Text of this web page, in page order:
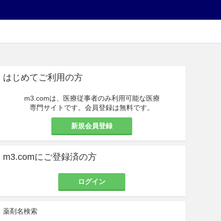
はじめてご利用の方
m3.comは、医療従事者のみ利用可能な医療
専門サイトです。会員登録は無料です。
新規会員登録
m3.comにご登録済の方
ログイン
薬剤名検索